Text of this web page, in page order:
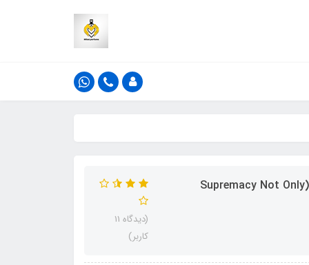
ادکلن افنان سوپرمسی نات اونلی اینتنس رایحه کرید اونتوس(Supremacy Not Only
(دیدگاه 11
کاربر)